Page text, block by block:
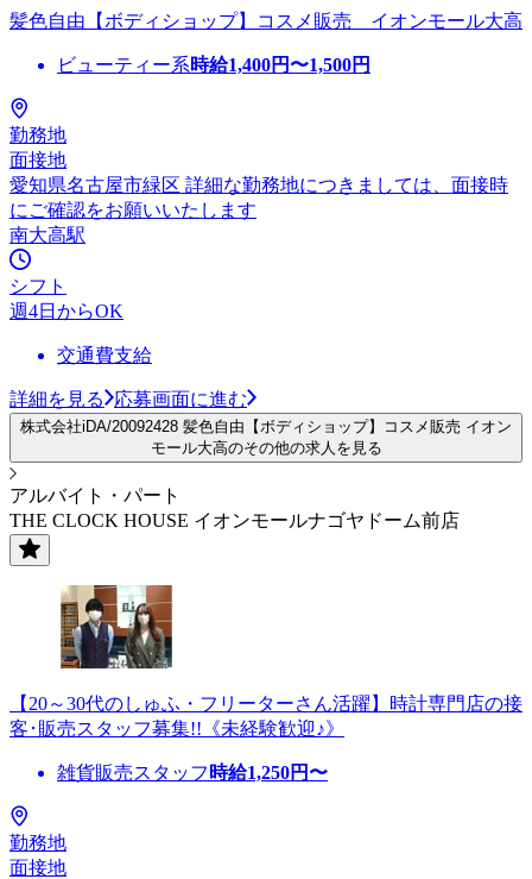
髪色自由【ボディショップ】コスメ販売 イオンモール大高
ビューティー系時給1,400円〜1,500円
勤務地
面接地
愛知県名古屋市緑区 詳細な勤務地につきましては、面接時
にご確認をお願いいたします
南大高駅
シフト
週4日からOK
交通費支給
詳細を見る 応募画面に進む
株式会社iDA/20092428 髪色自由【ボディショップ】コスメ販売 イオン
モール大高のその他の求人を見る
アルバイト・パート
THE CLOCK HOUSE イオンモールナゴヤドーム前店
【20～30代のしゅふ・フリーターさん活躍】時計専門店の接
客･販売スタッフ募集!!《未経験歓迎♪》
雑貨販売スタッフ 時給1,250円〜
勤務地
面接地